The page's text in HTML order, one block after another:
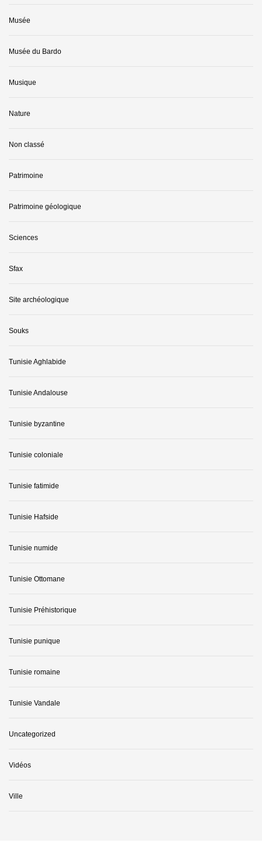
Musée
Musée du Bardo
Musique
Nature
Non classé
Patrimoine
Patrimoine géologique
Sciences
Sfax
Site archéologique
Souks
Tunisie Aghlabide
Tunisie Andalouse
Tunisie byzantine
Tunisie coloniale
Tunisie fatimide
Tunisie Hafside
Tunisie numide
Tunisie Ottomane
Tunisie Préhistorique
Tunisie punique
Tunisie romaine
Tunisie Vandale
Uncategorized
Vidéos
Ville